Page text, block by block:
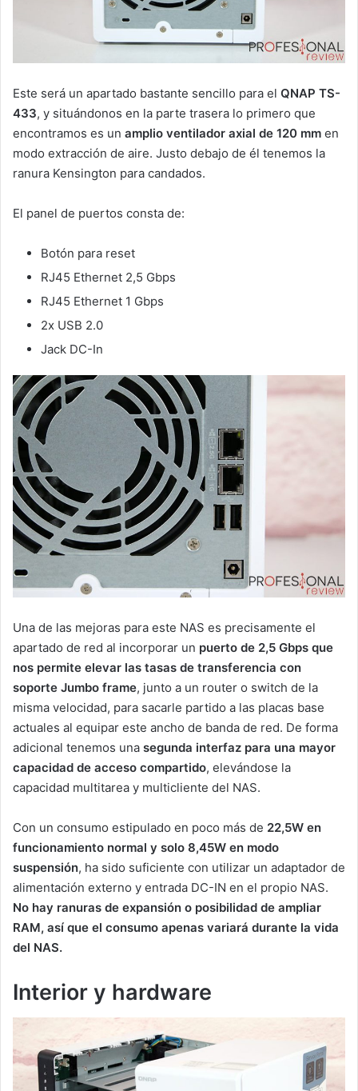
Este será un apartado bastante sencillo para el QNAP TS-
433, y situándonos en la parte trasera lo primero que
encontramos es un amplio ventilador axial de 120 mm en
modo extracción de aire. Justo debajo de él tenemos la
ranura Kensington para candados.
El panel de puertos consta de:
Botón para reset
RJ45 Ethernet 2,5 Gbps
RJ45 Ethernet 1 Gbps
2x USB 2.0
Jack DC-In
Una de las mejoras para este NAS es precisamente el
apartado de red al incorporar un puerto de 2,5 Gbps que
nos permite elevar las tasas de transferencia con
soporte Jumbo frame, junto a un router o switch de la
misma velocidad, para sacarle partido a las placas base
actuales al equipar este ancho de banda de red. De forma
adicional tenemos una segunda interfaz para una mayor
capacidad de acceso compartido, elevándose la
capacidad multitarea y multicliente del NAS.
Con un consumo estipulado en poco más de 22,5W en
funcionamiento normal y solo 8,45W en modo
suspensión, ha sido suficiente con utilizar un adaptador de
alimentación externo y entrada DC-IN en el propio NAS.
No hay ranuras de expansión o posibilidad de ampliar
RAM, así que el consumo apenas variará durante la vida
del NAS.
Interior y hardware